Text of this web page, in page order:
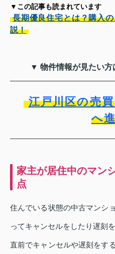
▼この記事も読まれています
長期優良住宅とは？購入
説！
▼ 物件情報が見たい
江戸川区の売
へ
家主が居住中のマン
点
住んでいる状態の中古マンシ
ってキャンセルをしたり遅刻
直前でキャンセルや遅刻をす